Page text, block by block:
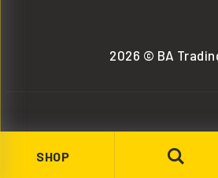
SHOP
2026 © BA